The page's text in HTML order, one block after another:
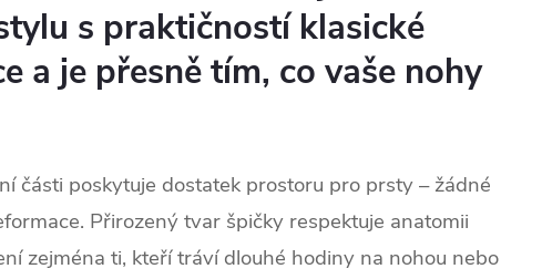
s praktičností klasické
a je přesně tím, co vaše nohy
části poskytuje dostatek prostoru pro prsty – žádné
Přirozený tvar špičky respektuje anatomii
zejména ti, kteří tráví dlouhé hodiny na nohou nebo